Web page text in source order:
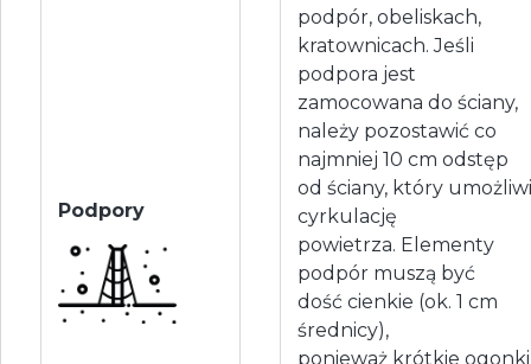
Podpory
podpór, obeliskach,
kratownicach. Jeśli
podpora jest
zamocowana do ściany,
należy pozostawić co
najmniej 10 cm odstęp
od ściany, który umożliwi
cyrkulację
powietrza. Elementy
podpór muszą być
dość cienkie (ok. 1 cm
średnicy),
ponieważ krótkie ogonki